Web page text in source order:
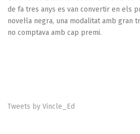
de fa tres anys es van convertir en els
novel·la negra, una modalitat amb gran
no comptava amb cap premi.
Tweets by Vincle_Ed